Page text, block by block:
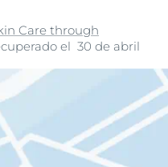
Care through
el 30 de abril